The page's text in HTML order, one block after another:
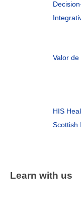
Valor
HIS
Scottish
Learn with us